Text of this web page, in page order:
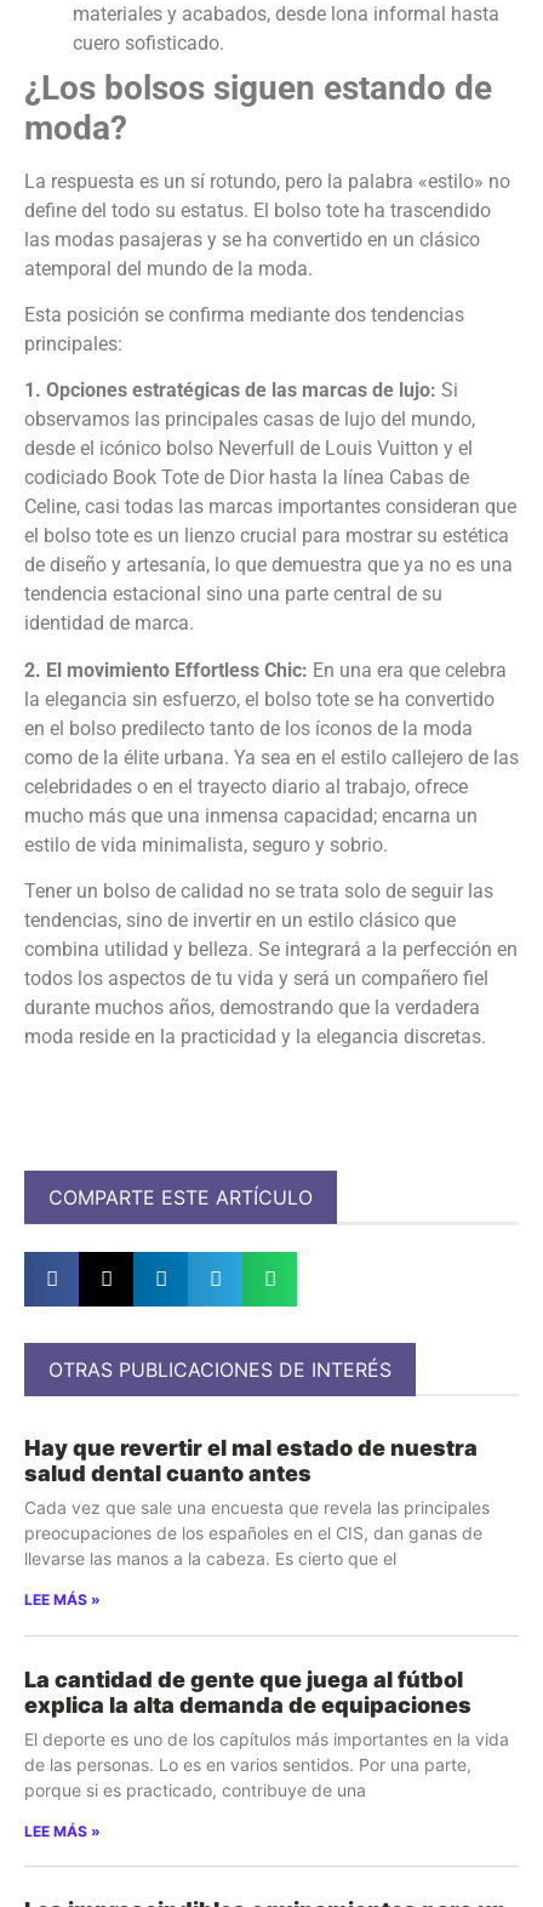
materiales y acabados, desde lona informal hasta
cuero sofisticado.
¿Los bolsos siguen estando de
moda?
La respuesta es un sí rotundo, pero la palabra «estilo» no
define del todo su estatus. El bolso tote ha trascendido
las modas pasajeras y se ha convertido en un clásico
atemporal del mundo de la moda.
Esta posición se confirma mediante dos tendencias
principales:
1. Opciones estratégicas de las marcas de lujo: Si
observamos las principales casas de lujo del mundo,
desde el icónico bolso Neverfull de Louis Vuitton y el
codiciado Book Tote de Dior hasta la línea Cabas de
Celine, casi todas las marcas importantes consideran que
el bolso tote es un lienzo crucial para mostrar su estética
de diseño y artesanía, lo que demuestra que ya no es una
tendencia estacional sino una parte central de su
identidad de marca.
2. El movimiento Effortless Chic: En una era que celebra
la elegancia sin esfuerzo, el bolso tote se ha convertido
en el bolso predilecto tanto de los íconos de la moda
como de la élite urbana. Ya sea en el estilo callejero de las
celebridades o en el trayecto diario al trabajo, ofrece
mucho más que una inmensa capacidad; encarna un
estilo de vida minimalista, seguro y sobrio.
Tener un bolso de calidad no se trata solo de seguir las
tendencias, sino de invertir en un estilo clásico que
combina utilidad y belleza. Se integrará a la perfección en
todos los aspectos de tu vida y será un compañero fiel
durante muchos años, demostrando que la verdadera
moda reside en la practicidad y la elegancia discretas.
COMPARTE ESTE ARTÍCULO
OTRAS PUBLICACIONES DE INTERÉS
Hay que revertir el mal estado de nuestra
salud dental cuanto antes
Cada vez que sale una encuesta que revela las principales
preocupaciones de los españoles en el CIS, dan ganas de
llevarse las manos a la cabeza. Es cierto que el
LEE MÁS »
La cantidad de gente que juega al fútbol
explica la alta demanda de equipaciones
El deporte es uno de los capítulos más importantes en la vida
de las personas. Lo es en varios sentidos. Por una parte,
porque si es practicado, contribuye de una
LEE MÁS »